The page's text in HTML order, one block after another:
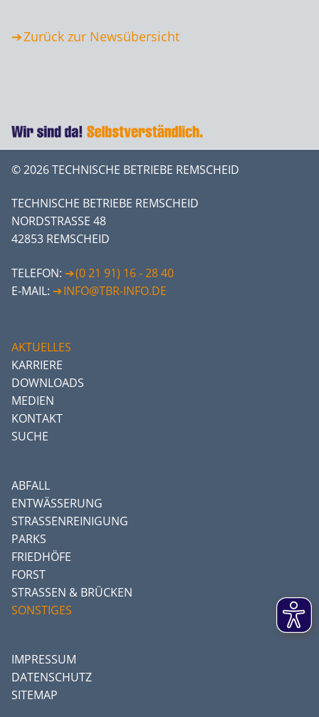
Zurück zur Newsübersicht
© 2026 TECHNISCHE BETRIEBE REMSCHEID
TECHNISCHE BETRIEBE REMSCHEID
NORDSTRASSE 48
42853 REMSCHEID
TELEFON:
(0 21 91) 16 - 28 40
E-MAIL:
INFO@TBR-INFO.DE
AKTUELLES
KARRIERE
DOWNLOADS
MEDIEN
KONTAKT
SUCHE
ABFALL
ENTWÄSSERUNG
STRASSENREINIGUNG
PARKS
FRIEDHÖFE
FORST
STRASSEN & BRÜCKEN
SONSTIGES
IMPRESSUM
DATENSCHUTZ
SITEMAP